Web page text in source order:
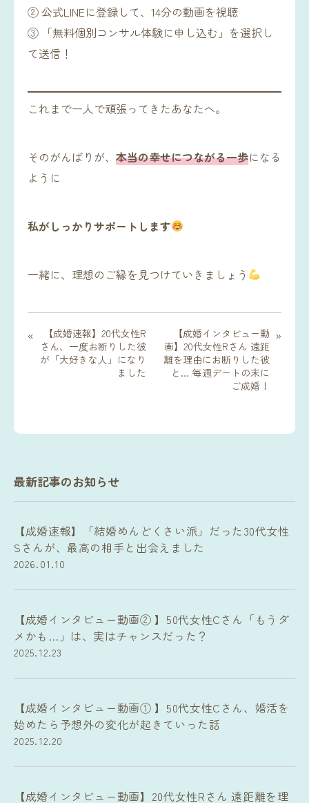
② 公式LINEに登録して、14分の動画を視聴
③ 「無料個別コンサル体験に申し込む」を選択し
て送信！
これまで一人で頑張ってきたあなたへ。
そのがんばりが、 本当の幸せにつながる一歩になる
ように
私がしっかりサポートします
一緒に、理想のご縁を見つけていきましょう
«
【成婚速報】20代女性R
さん、一度お断りした彼
が「大好きな人」になり
ました
【成婚インタビュー動
画】20代女性Rさん 遠距
離を理由にお断りした彼
と… 毎週デートの末に
ご成婚！
»
最新記事のお知らせ
【成婚速報】「結婚めんどくさい派」だった30代女性
Sさんが、最高の相手と出会えました
2026.01.10
【成婚インタビュー動画② 】50代女性Cさん「もうダ
メかも…」は、実はチャンスだった？
2025.12.23
【成婚インタビュー動画① 】50代女性Cさん、婚活を
始めたら予想外の変化が起きていった話
2025.12.20
【成婚インタビュー動画】20代女性Rさん 遠距離を理